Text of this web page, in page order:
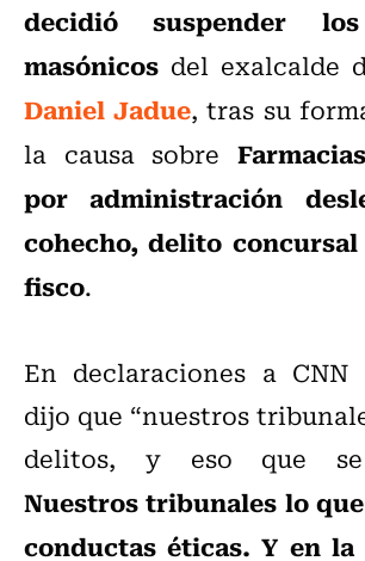
decidió suspender
masónicos del exalcalde
Daniel Jadue, tras su
la causa sobre
por administración
cohecho, delito
fisco.
En declaraciones a CNN
dijo que “nuestros
delitos, y eso que se
Nuestros tribunales lo
conductas éticas. Y en